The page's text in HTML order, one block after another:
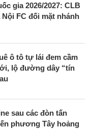
gia 2026/2027: CLB
FC đối mặt nhánh
ô tô tự lái đem cầm
lộ đường dây “tín
sau các đòn tấn
phương Tây hoảng